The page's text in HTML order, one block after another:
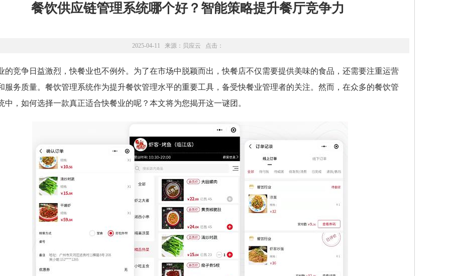
餐饮供应链管理系统哪个好？智能策略提升餐厅竞争力
2025-04-11 来源： 贝应云 点击：
的竞争日益激烈，快餐业也不例外。为了在市场中脱颖而出，快餐店不仅需要提供美味的食品，还需要注重运营
服务质量。餐饮管理系统作为提升餐饮管理水平的重要工具，备受快餐业管理者的关注。然而，在众多的餐饮管
中，如何选择一款真正适合快餐业的呢？本文将为您揭开这一谜团。